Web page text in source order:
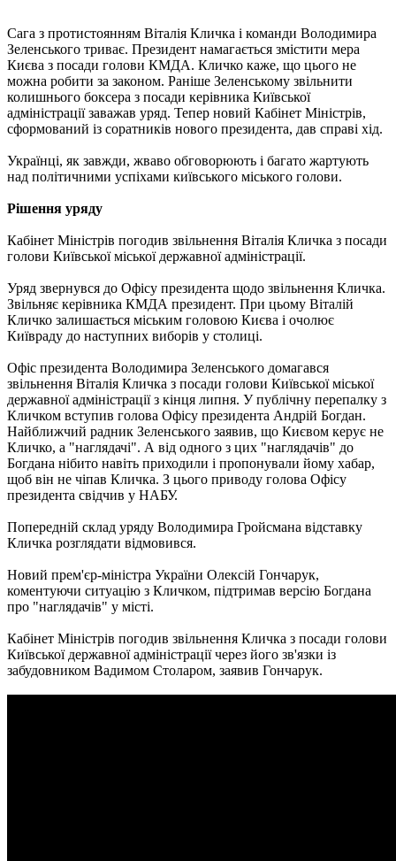
Сага з протистоянням Віталія Кличка і команди Володимира
Зеленського триває. Президент намагається змістити мера
Києва з посади голови КМДА. Кличко каже, що цього не
можна робити за законом. Раніше Зеленському звільнити
колишнього боксера з посади керівника Київської
адміністрації заважав уряд. Тепер новий Кабінет Міністрів,
сформований із соратників нового президента, дав справі хід.
Українці, як завжди, жваво обговорюють і багато жартують
над політичними успіхами київського міського голови.
Рішення уряду
Кабінет Міністрів погодив звільнення Віталія Кличка з посади
голови Київської міської державної адміністрації.
Уряд звернувся до Офісу президента щодо звільнення Кличка.
Звільняє керівника КМДА президент. При цьому Віталій
Кличко залишається міським головою Києва і очолює
Київраду до наступних виборів у столиці.
Офіс президента Володимира Зеленського домагався
звільнення Віталія Кличка з посади голови Київської міської
державної адміністрації з кінця липня. У публічну перепалку з
Кличком вступив голова Офісу президента Андрій Богдан.
Найближчий радник Зеленського заявив, що Києвом керує не
Кличко, а "наглядачі". А від одного з цих "наглядачів" до
Богдана нібито навіть приходили і пропонували йому хабар,
щоб він не чіпав Кличка. З цього приводу голова Офісу
президента свідчив у НАБУ.
Попередній склад уряду Володимира Гройсмана відставку
Кличка розглядати відмовився.
Новий прем'єр-міністра України Олексій Гончарук,
коментуючи ситуацію з Кличком, підтримав версію Богдана
про "наглядачів" у місті.
Кабінет Міністрів погодив звільнення Кличка з посади голови
Київської державної адміністрації через його зв'язки із
забудовником Вадимом Столаром, заявив Гончарук.